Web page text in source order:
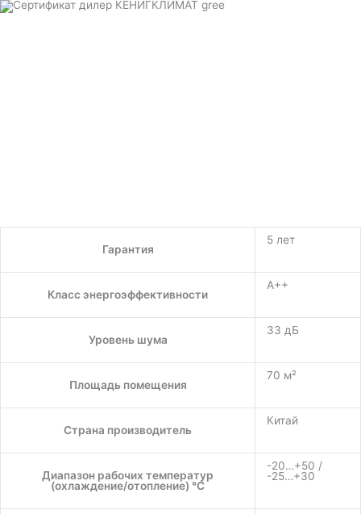
Гарантия
5 лет
Класс энергоэффективности
A++
Уровень шума
33 дБ
Площадь помещения
70 м²
Страна производитель
Китай
Диапазон рабочих температур
(охлаждение/отопление) °C
-20…+50 /
-25…+30